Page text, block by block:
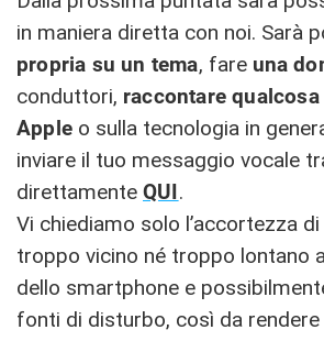
in maniera diretta con noi. Sarà
propria su un tema, fare una
conduttori, raccontare
Apple o sulla tecnologia in
inviare il tuo messaggio vocale
direttamente QUI.
Vi chiediamo solo l’accortezza
troppo vicino né troppo lontano
dello smartphone e
fonti di disturbo, così da rendere